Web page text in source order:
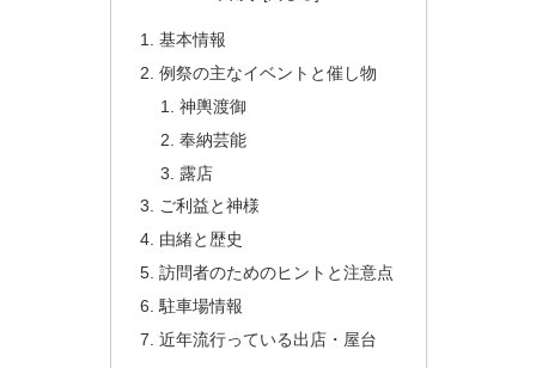
基本情報
例祭の主なイベントと催し物
神輿渡御
奉納芸能
露店
ご利益と神様
由緒と歴史
訪問者のためのヒントと注意点
駐車場情報
近年流行っている出店・屋台